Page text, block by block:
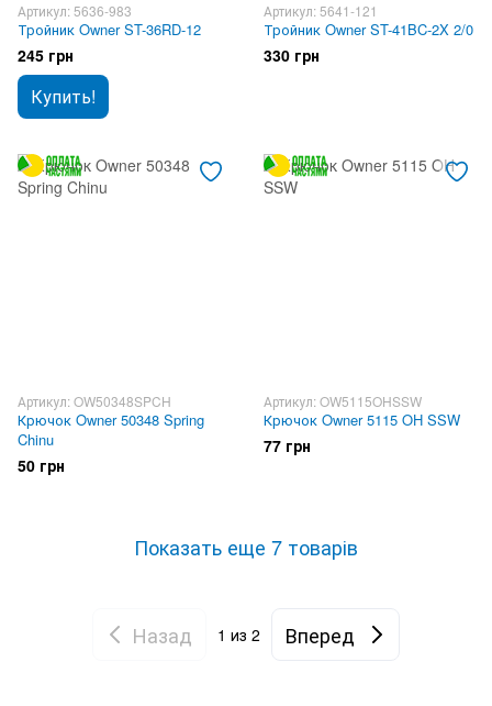
Артикул: 5636-983
Тройник Owner ST-36RD-12
245 грн
Купить!
Артикул: 5641-121
Тройник Owner ST-41BC-2X 2/0
330 грн
Артикул: OW50348SPCH
Крючок Owner 50348 Spring
Chinu
50 грн
Артикул: OW5115OHSSW
Крючок Owner 5115 OH SSW
77 грн
Показать еще 7 товарів
Назад 1 из 2 Вперед